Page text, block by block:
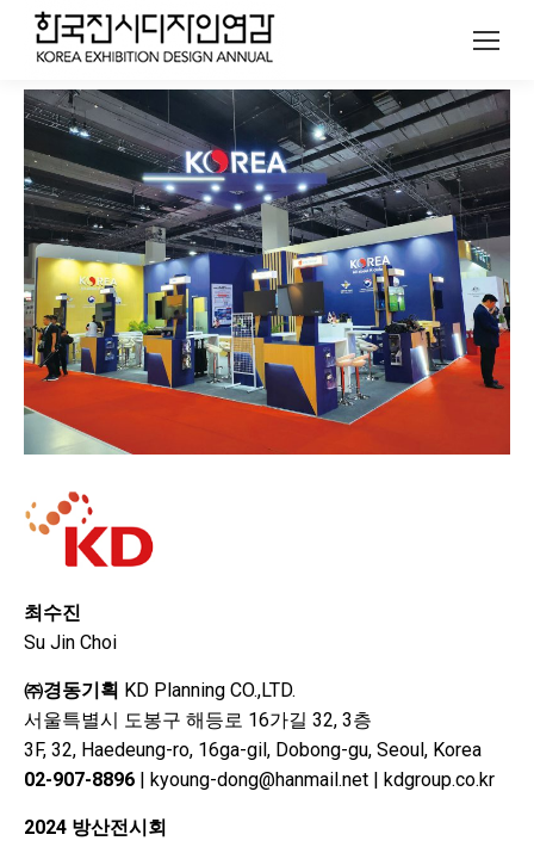
최수진
Su Jin Choi
㈜경동기획 KD Planning CO.,LTD.
서울특별시 도봉구 해등로 16가길 32, 3층
3F, 32, Haedeung-ro, 16ga-gil, Dobong-gu, Seoul, Korea
02-907-8896 | kyoung-dong@hanmail.net | kdgroup.co.kr
2024 방산전시회